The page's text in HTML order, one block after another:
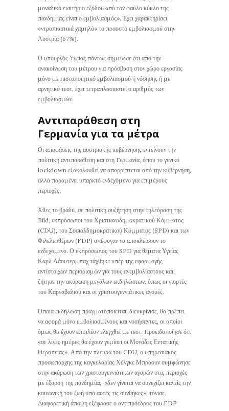
μοναδικό εισιτήριο εξόδου από τον φαύλο κύκλο της
πανδημίας είναι ο εμβολιασμός». Έχει χαρακτηρίσει
«ντροπιαστικά χαμηλό» το ποσοστό εμβολιασμού στην
Αυστρία (67%).
Ο υπουργός Υγείας πάντως σημείωσε ότι από την
ανακοίνωση του μέτρου για πρόσβαση στον χώρο εργασίας
μόνο με πιστοποιητικό εμβολιασμού ή νόσησης ή με
αρνητικό τεστ, έχει τετραπλασιαστεί ο αριθμός των
εμβολιασμών.
Αντιπαράθεση στη
Γερμανία για τα μέτρα
Οι αποφάσεις της αυστριακής κυβέρνησης εντείνουν την
πολιτική αντιπαράθεση και στη Γερμανία, όπου το γενικό
lockdown εξακολουθεί να απορρίπτεται από την κυβέρνηση,
αλλά παραμένει υπαρκτό ενδεχόμενο για επιμέρους
περιοχές.
Χθες το βράδυ, σε πολιτική συζήτηση στην τηλεόραση της
Bild, εκπρόσωποι του Χριστιανοδημοκρατικού Κόμματος
(CDU), του Σοσιαλδημοκρατικού Κόμματος (SPD) και των
Φιλελευθέρων (FDP) απέφυγαν να αποκλείσουν το
ενδεχόμενο. Ο εκπρόσωπος του SPD για θέματα Υγείας
Καρλ Λάουτερμπαχ τάχθηκε υπέρ της εφαρμογής
αντίστοιχων περιορισμών για τους ανεμβολίαστους και
ζήτησε την ακύρωση μεγάλων εκδηλώσεων, όπως οι γιορτές
του Καρναβαλιού και οι χριστουγεννιάτικες αγορές.
Όποια εκδήλωση πραγματοποιείται, διευκρίνισε, θα πρέπει
να αφορά μόνο εμβολιασμένους και νοσήσαντες, οι οποίοι
όμως θα έχουν επιπλέον ελεγχθεί με τεστ. Προειδοποίησε ότι
«σε λίγες ημέρες θα έχουν γεμίσει οι Μονάδες Εντατικής
Θεραπείας». Από την πλευρά του CDU, ο υπηρεσιακός
προσωπάρχης της καγκελαρίας Χέλγκε Μπράουν συμφώνησε
στην ακύρωση των χριστουγεννιάτικων αγορών στις περιοχές
με έξαρση της πανδημίας: «δεν γίνεται να συνεχίζει κανείς την
κοινωνική του ζωή υπό αυτές τις συνθήκες», τόνισε.
Διαφορετική άποψη εξέφρασε ο αντιπρόεδρος του FDP